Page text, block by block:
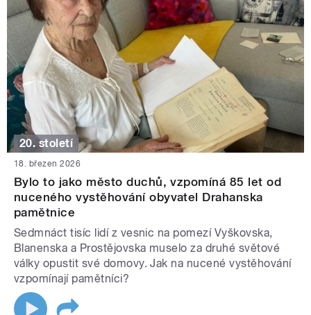
20. století
18. březen 2026
Bylo to jako město duchů, vzpomíná 85 let od
nuceného vystěhování obyvatel Drahanska
pamětnice
Sedmnáct tisíc lidí z vesnic na pomezí Vyškovska,
Blanenska a Prostějovska muselo za druhé světové
války opustit své domovy. Jak na nucené vystěhování
vzpomínají pamětníci?